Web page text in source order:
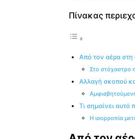
Πίνακας
Από τον αέρα στη
Στο στόχαστρο
Αλλαγή σκοπού
Τι σημαίνει αυτό
Η ισορροπία